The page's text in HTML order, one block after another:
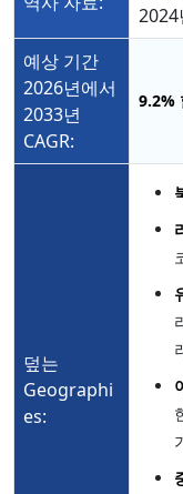
2024
예상 기간
2026년에서
2033년
CAGR:
9.2%
덮는
Geographi
es: